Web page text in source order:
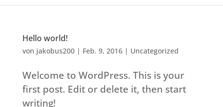
Hello world!
von jakobus200| Feb. 9, 2016| Uncategorized
Welcome to WordPress. This is your
first post. Edit or delete it, then start
writing!